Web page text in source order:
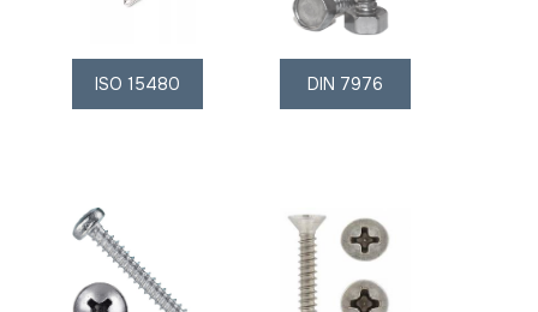
ISO 15480 DIN 7976